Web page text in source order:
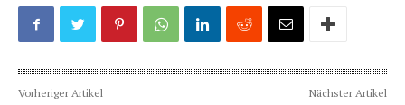
Vorheriger Artikel Nächster Artikel